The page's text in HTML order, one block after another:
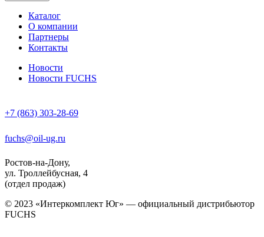
Каталог
О компании
Партнеры
Контакты
Новости
Новости FUCHS
+7 (863) 303-28-69
fuchs@oil-ug.ru
Ростов-на-Дону,
ул. Троллейбусная, 4
(отдел продаж)
© 2023 «Интеркомплект Юг» — официальный дистрибьютор
FUCHS